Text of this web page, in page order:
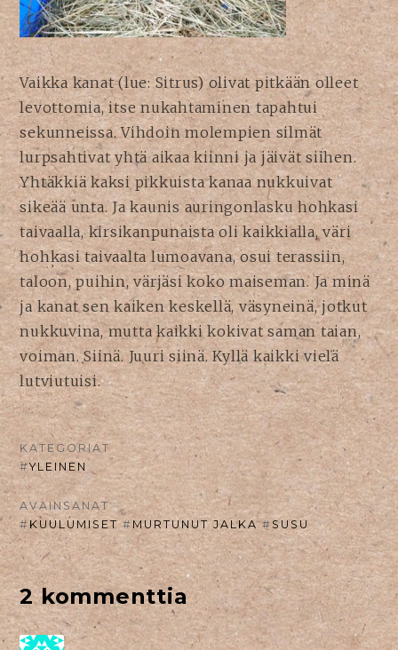
Vaikka kanat (lue: Sitrus) olivat pitkään olleet
levottomia, itse nukahtaminen tapahtui
sekunneissa. Vihdoin molempien silmät
lurpsahtivat yhtä aikaa kiinni ja jäivät siihen.
Yhtäkkiä kaksi pikkuista kanaa nukkuivat
sikeää unta. Ja kaunis auringonlasku hohkasi
taivaalla, kirsikanpunaista oli kaikkialla, väri
hohkasi taivaalta lumoavana, osui terassiin,
taloon, puihin, värjäsi koko maiseman. Ja minä
ja kanat sen kaiken keskellä, väsyneinä, jotkut
nukkuvina, mutta kaikki kokivat saman taian,
voiman. Siinä. Juuri siinä. Kyllä kaikki vielä
lutviutuisi.
KATEGORIAT
#YLEINEN
AVAINSANAT
# KUULUMISET#MURTUNUT JALKA# SUSU
2 kommenttia